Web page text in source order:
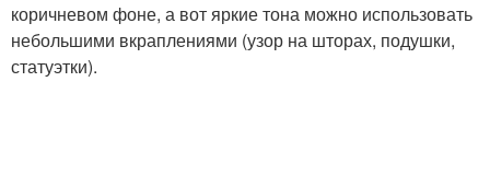
коричневом фоне, а вот яркие тона можно использовать
небольшими вкраплениями (узор на шторах, подушки,
статуэтки).